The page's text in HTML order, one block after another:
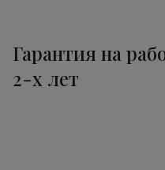
Гарантия на
2-х лет